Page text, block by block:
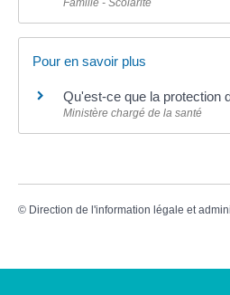
Pour en savoir plus
Qu'est-ce que la protection
Ministère chargé de la santé
© Direction de l'information légale et